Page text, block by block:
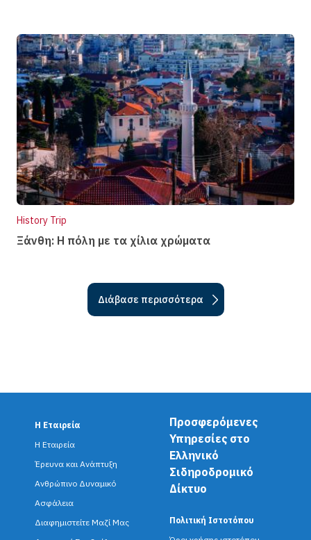
History Trip
Ξάνθη: Η πόλη µε τα χίλια χρώµατα
Διάβασε περισσότερα
F
o
o
t
Η Εταιρεία
Η Εταιρεία
Έρευνα και Ανάπτυξη
Ανθρώπινο Δυναμικό
Ασφάλεια
Διαφημιστείτε Μαζί Μας
Προσφερόμενες
Υπηρεσίες στο
Ελληνικό
Σιδηροδρομικό
Δίκτυο
Πολιτική Ιστοτόπου